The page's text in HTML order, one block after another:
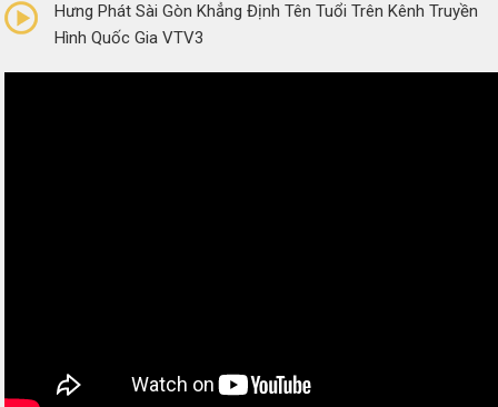
Hưng Phát Sài Gòn Khẳng Định Tên Tuổi Trên Kênh Truyền
Hình Quốc Gia VTV3